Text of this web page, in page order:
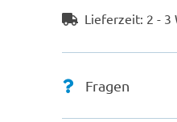
Lieferzeit: 2 - 3
Fragen